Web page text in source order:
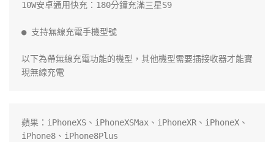
10W安卓通用快充：180分鐘充滿三星S9
● 支持無線充電手機型號
以下為帶無線充電功能的機型，其他機型需要插接收器才能實
蘋果：iPhoneXS、iPhoneXSMax、iPhoneXR、iPhoneX、
iPhone8、iPhone8Plus